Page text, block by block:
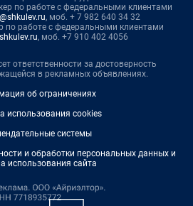
по работе с федеральными клиентами
, моб. + 7 982 640 34 32
по работе с федеральными клиентами
, моб. +7 910 402 4056
ответственности за достоверность
в рекламных объявлениях.
об ограничениях
использования cookies
системы
и обработки персональных данных и
использования сайта